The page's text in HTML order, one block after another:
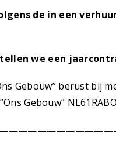
de in een
we een
Gebouw” berust bij
Gebouw”